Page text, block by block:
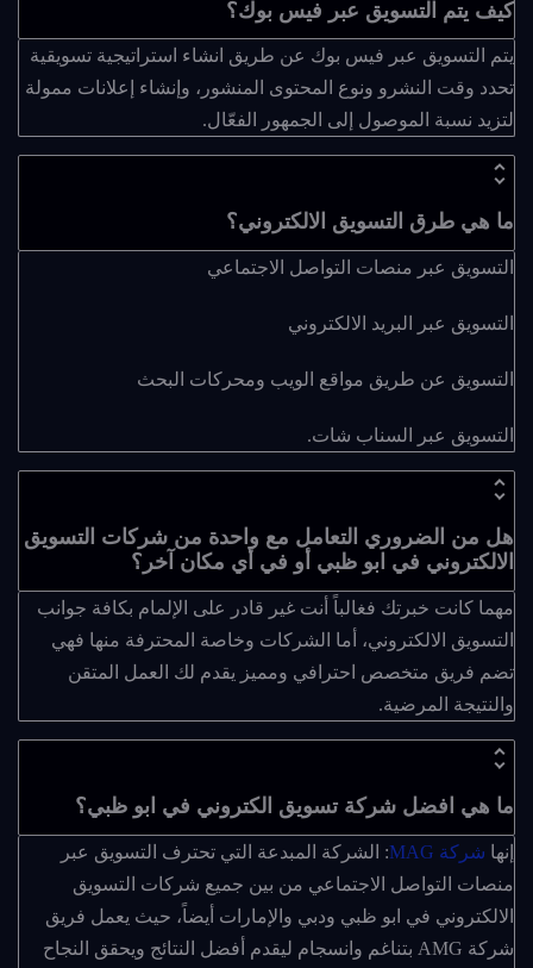
كيف يتم التسويق عبر فيس بوك؟
يتم التسويق عبر فيس بوك عن طريق انشاء استراتيجية تسويقية
تحدد وقت النشرو ونوع المحتوى المنشور، وإنشاء إعلانات ممولة
لتزيد نسبة الموصول إلى الجمهور الفعّال.
ما هي طرق التسويق الالكتروني؟
التسويق عبر منصات التواصل الاجتماعي
التسويق عبر البريد الالكتروني
التسويق عن طريق مواقع الويب ومحركات البحث
التسويق عبر السناب شات.
هل من الضروري التعامل مع واحدة من شركات التسويق
الالكتروني في ابو ظبي أو في أي مكان آخر؟
مهما كانت خبرتك فغالباً أنت غير قادر على الإلمام بكافة جوانب
التسويق الالكتروني، أما الشركات وخاصة المحترفة منها فهي
تضم فريق متخصص احترافي ومميز يقدم لك العمل المتقن
والنتيجة المرضية.
ما هي افضل شركة تسويق الكتروني في ابو ظبي؟
إنها شركة MAG
: الشركة المبدعة التي تحترف التسويق عبر
منصات التواصل الاجتماعي من بين جميع شركات التسويق
الالكتروني في ابو ظبي ودبي والإمارات أيضاً، حيث يعمل فريق
شركة AMG بتناغم وانسجام ليقدم أفضل النتائج ويحقق النجاح